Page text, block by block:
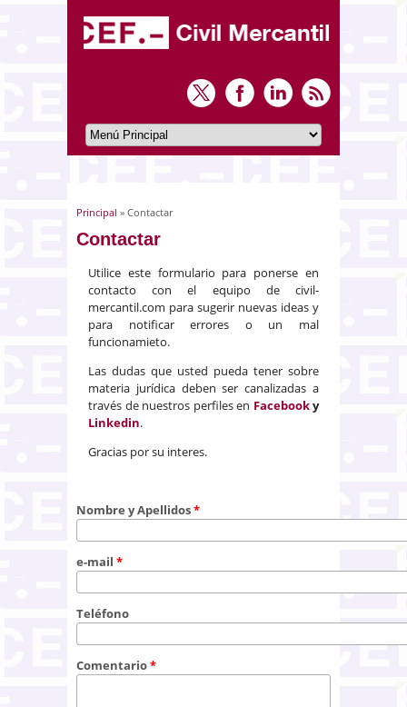
Usted está aquí
Principal » Contactar
Contactar
Utilice este formulario para ponerse en
contacto con el equipo de civil-
mercantil.com para sugerir nuevas ideas y
para notificar errores o un mal
funcionamieto.
Las dudas que usted pueda tener sobre
materia jurídica deben ser canalizadas a
través de nuestros perfiles en Facebooky
Linkedin.
Gracias por su interes.
Nombre y Apellidos*
e-mail *
Teléfono
Comentario*